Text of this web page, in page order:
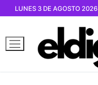
contenido
LUNES 3 DE AGOSTO 2026